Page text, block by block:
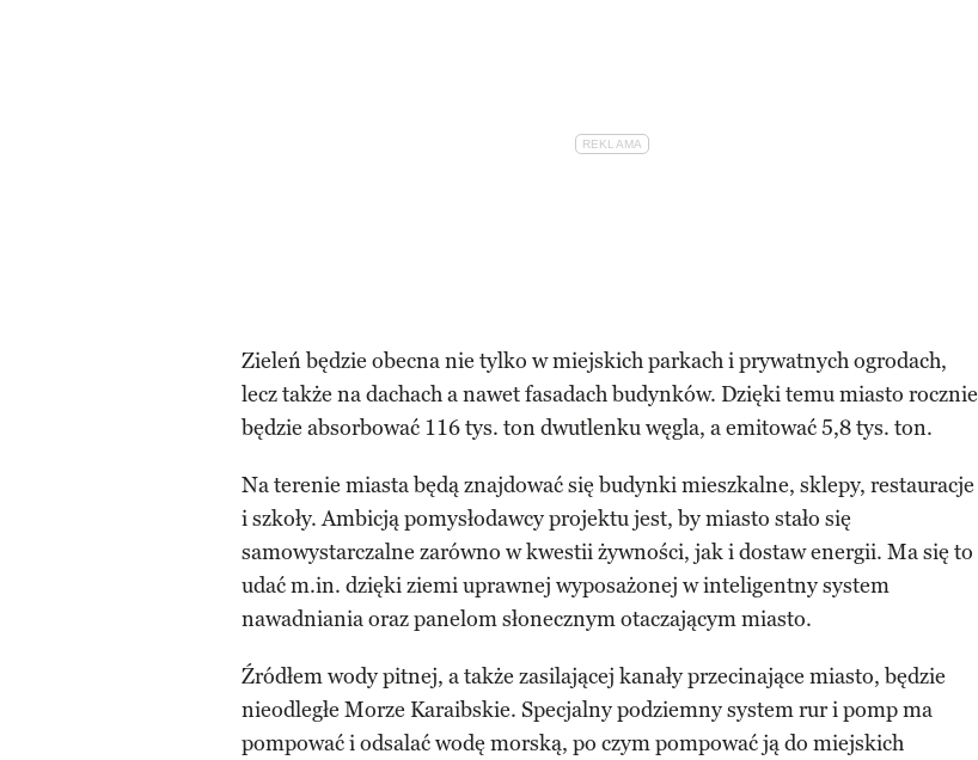
Zieleń będzie obecna nie tylko w miejskich parkach i prywatnych ogrodach,
lecz także na dachach a nawet fasadach budynków. Dzięki temu miasto rocznie
będzie absorbować 116 tys. ton dwutlenku węgla, a emitować 5,8 tys. ton.
Na terenie miasta będą znajdować się budynki mieszkalne, sklepy, restauracje
i szkoły. Ambicją pomysłodawcy projektu jest, by miasto stało się
samowystarczalne zarówno w kwestii żywności, jak i dostaw energii. Ma się to
udać m.in. dzięki ziemi uprawnej wyposażonej w inteligentny system
nawadniania oraz panelom słonecznym otaczającym miasto.
Źródłem wody pitnej, a także zasilającej kanały przecinające miasto, będzie
nieodległe Morze Karaibskie. Specjalny podziemny system rur i pomp ma
pompować i odsalać wodę morską, po czym pompować ją do miejskich